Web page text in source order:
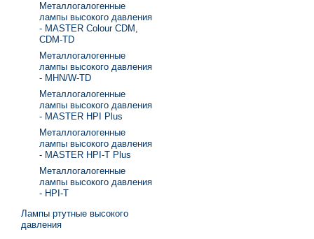
Металлогалогенные
лампы высокого давления
- MASTER Colour CDM,
CDM-TD
Металлогалогенные
лампы высокого давления
- MHN/W-TD
Металлогалогенные
лампы высокого давления
- MASTER HPI Plus
Металлогалогенные
лампы высокого давления
- MASTER HPI-T Plus
Металлогалогенные
лампы высокого давления
- HPI-T
Лампы ртутные высокого
давления